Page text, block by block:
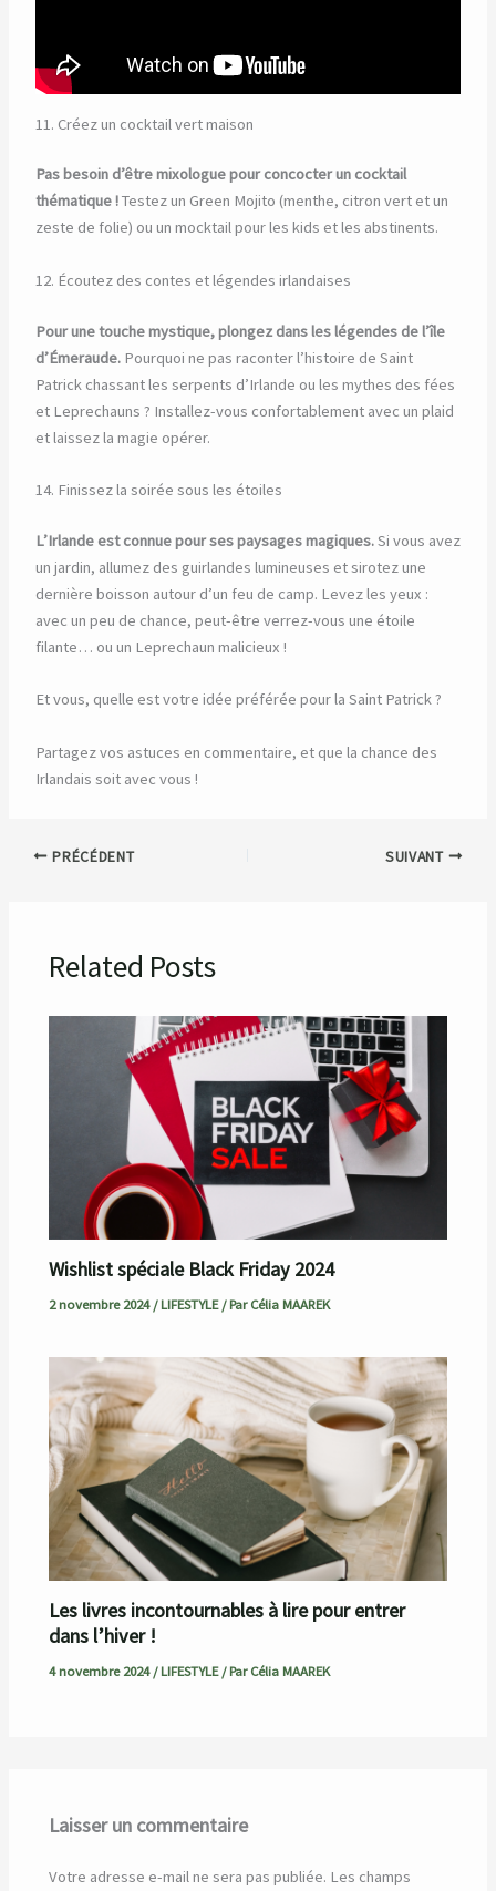
11. Créez un cocktail vert maison
Pas besoin d’être mixologue pour concocter un cocktail
thématique !Testez un Green Mojito (menthe, citron vert et un
zeste de folie) ou un mocktail pour les kids et les abstinents.
12. Écoutez des contes et légendes irlandaises
Pour une touche mystique, plongez dans les légendes de l’île
d’Émeraude.Pourquoi ne pas raconter l’histoire de Saint
Patrick chassant les serpents d’Irlande ou les mythes des fées
et Leprechauns ? Installez-vous confortablement avec un plaid
et laissez la magie opérer.
14. Finissez la soirée sous les étoiles
L’Irlande est connue pour ses paysages magiques.Si vous avez
un jardin, allumez des guirlandes lumineuses et sirotez une
dernière boisson autour d’un feu de camp. Levez les yeux :
avec un peu de chance, peut-être verrez-vous une étoile
filante… ou un Leprechaun malicieux !
Et vous, quelle est votre idée préférée pour la Saint Patrick ?
Partagez vos astuces en commentaire, et que la chance des
Irlandais soit avec vous !
PRÉCÉDENT SUIVANT
Related Posts
Wishlist spéciale Black Friday 2024
2 novembre 2024/LIFESTYLE/ ParCélia MAAREK
Les livres incontournables à lire pour entrer
dans l’hiver !
4 novembre 2024/LIFESTYLE/ ParCélia MAAREK
Laisser un commentaire
Votre adresse e-mail ne sera pas publiée. Les champs